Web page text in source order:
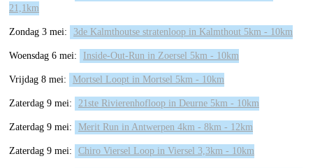
21,1km
Zondag 3 mei: 3de Kalmthoutse stratenloop in Kalmthout 5km - 10km
Woensdag 6 mei: Inside-Out-Run in Zoersel 5km - 10km
Vrijdag 8 mei: Mortsel Loopt in Mortsel 5km - 10km
Zaterdag 9 mei: 21ste Rivierenhofloop in Deurne 5km - 10km
Zaterdag 9 mei: Merit Run in Antwerpen 4km - 8km - 12km
Zaterdag 9 mei: Chiro Viersel Loop in Viersel 3,3km - 10km